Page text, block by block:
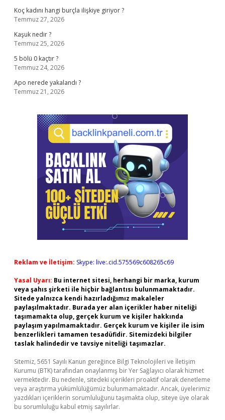
Koç kadını hangi burçla ilişkiye giriyor ?
Temmuz 27, 2026
Kaşuk nedir ?
Temmuz 25, 2026
5 bölü 0 kaçtır ?
Temmuz 24, 2026
Apo nerede yakalandı ?
Temmuz 21, 2026
Reklam ve İletişim: Skype: live:.cid.575569c608265c69
Yasal Uyarı: Bu internet sitesi, herhangi bir marka, kurum
veya şahıs şirketi ile hiçbir bağlantısı bulunmamaktadır.
Sitede yalnızca kendi hazırladığımız makaleler
paylaşılmaktadır. Burada yer alan içerikler haber niteliği
taşımamakta olup, gerçek kurum ve kişiler hakkında
paylaşım yapılmamaktadır. Gerçek kurum ve kişiler ile isim
benzerlikleri tamamen tesadüfidir. Sitemizdeki bilgiler
taslak halindedir ve tavsiye niteliği taşımazlar.
Sitemiz, 5651 Sayılı Kanun gereğince Bilgi Teknolojileri ve İletişim
Kurumu (BTK) tarafından onaylanmış bir Yer Sağlayıcı olarak hizmet
vermektedir. Bu nedenle, sitedeki içerikleri proaktif olarak denetleme
veya araştırma yükümlülüğümüz bulunmamaktadır. Ancak, üyelerimiz
yazdıkları içeriklerin sorumluluğunu taşımakta olup, siteye üye olarak
bu sorumluluğu kabul etmiş sayılırlar.